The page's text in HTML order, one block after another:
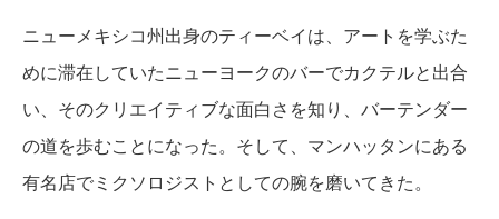
ニューメキシコ州出身のティーベイは、アートを学ぶた
めに滞在していたニューヨークのバーでカクテルと出合
い、そのクリエイティブな面白さを知り、バーテンダー
の道を歩むことになった。そして、マンハッタンにある
有名店でミクソロジストとしての腕を磨いてきた。